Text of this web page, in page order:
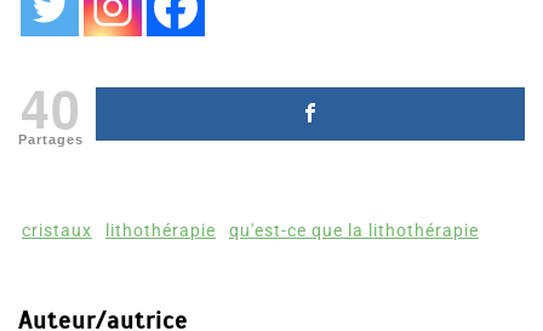
40
Partages
cristaux lithothérapie qu'est-ce que la lithothérapie
Auteur/autrice